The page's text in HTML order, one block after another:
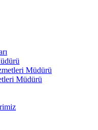
Müdürü
Müdürü